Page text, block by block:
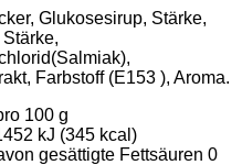
Glukosesirup, Stärke,
Farbstoff (E153 ), Aroma.
100 g
kJ (345 kcal)
gesättigte Fettsäuren 0